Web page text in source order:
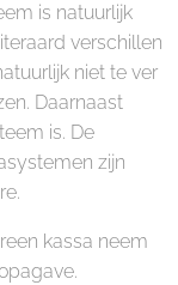
is natuurlijk
verschillen
niet te ver
Daarnaast
is. De
zijn
kassa neem